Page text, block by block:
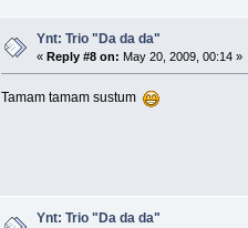
Ynt: Trio "Da da da"
« Reply #8 on: May 20, 2009, 00:14 »
Tamam tamam sustum
Ynt: Trio "Da da da"